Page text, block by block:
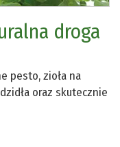
droga
pesto, zioła na
oraz skutecznie